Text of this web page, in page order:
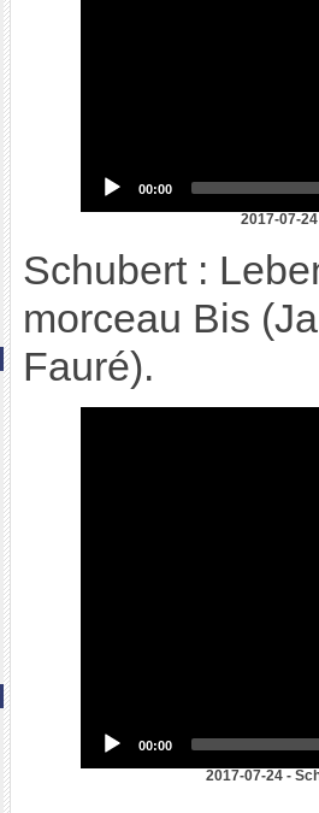
00:00
2017-07-
Schubert :
morceau Bis
Fauré).
00:00
2017-07-24 -